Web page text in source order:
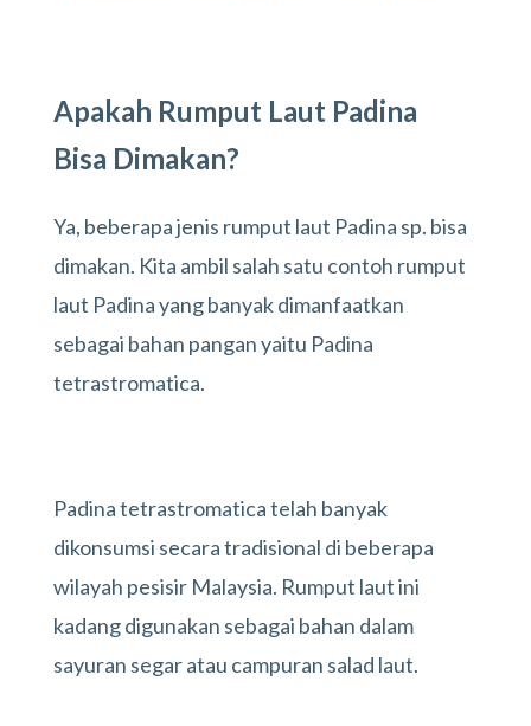
Apakah Rumput Laut Padina
Bisa Dimakan?
Ya, beberapa jenis rumput laut Padina sp. bisa
dimakan. Kita ambil salah satu contoh rumput
laut Padina yang banyak dimanfaatkan
sebagai bahan pangan yaitu Padina
tetrastromatica.
Padina tetrastromatica telah banyak
dikonsumsi secara tradisional di beberapa
wilayah pesisir Malaysia. Rumput laut ini
kadang digunakan sebagai bahan dalam
sayuran segar atau campuran salad laut.